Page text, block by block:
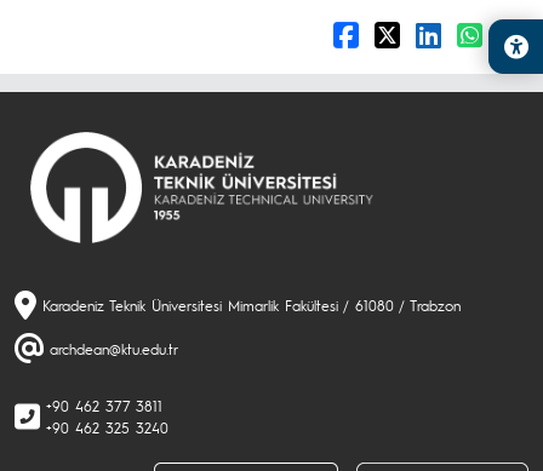
Karadeniz Teknik Üniversitesi Mimarlik Fakültesi / 61080 / Trabzon
archdean@ktu.edu.tr
+90 462 377 3811
+90 462 325 3240